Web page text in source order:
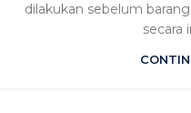
dilakukan sebelum
secara